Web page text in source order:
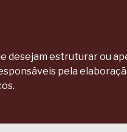
desejam estruturar ou
pela